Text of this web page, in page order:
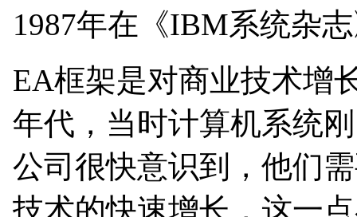
1987年在《IBM系统杂
EA框架是对商业技术增
年代，当时计算机系统
公司很快意识到，他们
技术的快速增长，这一